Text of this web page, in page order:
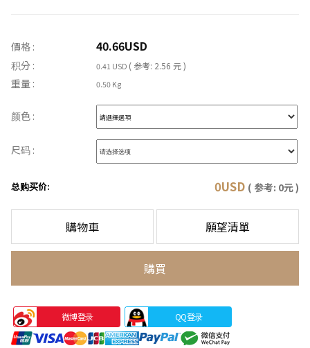
價格 : 40.66USD
积分 : 0.41 USD ( 参考: 2.56 元 )
重量 : 0.50 Kg
颜色 :
尺码 :
总购买价: 0USD ( 参考: 0元 )
購物車 願望清單
購買
微博登录 QQ登录